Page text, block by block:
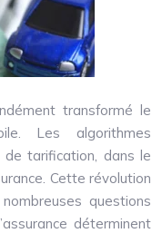
transformé le
Les algorithmes
de tarification, dans le
Cette révolution
questions
déterminent